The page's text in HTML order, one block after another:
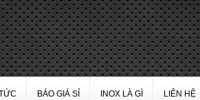
BÁO GIÁ SỈ INOX LÀ GÌ LIÊN HỆ